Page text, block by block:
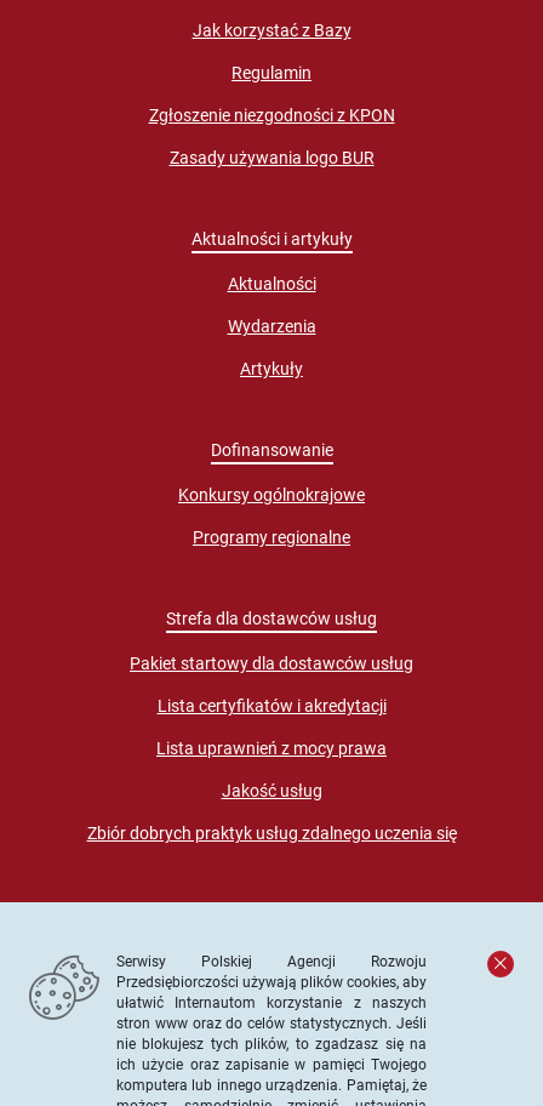
Jak korzystać z Bazy
Regulamin
Zgłoszenie niezgodności z KPON
Zasady używania logo BUR
Aktualności i artykuły
Aktualności
Wydarzenia
Artykuły
Dofinansowanie
Konkursy ogólnokrajowe
Programy regionalne
Strefa dla dostawców usług
Pakiet startowy dla dostawców usług
Lista certyfikatów i akredytacji
Lista uprawnień z mocy prawa
Jakość usług
Zbiór dobrych praktyk usług zdalnego uczenia się
© PARP. Wszelkie prawa zastrzeżone
Serwisy Polskiej Agencji Rozwoju
Przedsiębiorczości używają plików cookies, aby
ułatwić Internautom korzystanie z naszych
stron www oraz do celów statystycznych. Jeśli
nie blokujesz tych plików, to zgadzasz się na
ich użycie oraz zapisanie w pamięci Twojego
komputera lub innego urządzenia. Pamiętaj, że